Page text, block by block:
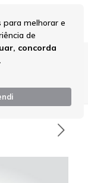
para melhorar e
de
concorda
empresas